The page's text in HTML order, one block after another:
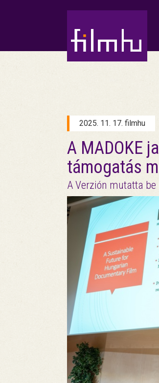
2025. 11. 17. filmhu
A MADOKE
támogatás
A Verzión mutatta